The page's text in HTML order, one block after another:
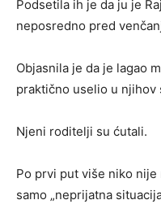
Podsetila ih je da ju je
neposredno pred
Objasnila je da je lagao
praktično uselio u njihov
Njeni roditelji su ćutali.
Po prvi put više niko
samo „neprijatna